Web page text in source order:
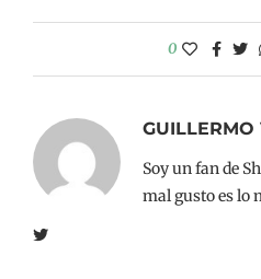
0
GUILLERMO
Soy un fan de
mal gusto es lo